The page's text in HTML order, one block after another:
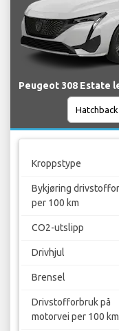
Peugeot 308 Estate
Kroppstype
Bykjøring
per 100 km
CO2-utslipp
Drivhjul
Brensel
Drivstofforbruk på
motorvei per 100 km